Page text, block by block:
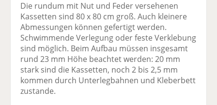
Die rundum mit Nut und Feder versehenen
Kassetten sind 80 x 80 cm groß. Auch kleinere
Abmessungen können gefertigt werden.
Schwimmende Verlegung oder feste Verklebung
sind möglich. Beim Aufbau müssen insgesamt
rund 23 mm Höhe beachtet werden: 20 mm
stark sind die Kassetten, noch 2 bis 2,5 mm
kommen durch Unterlegbahnen und Kleberbett
zustande.